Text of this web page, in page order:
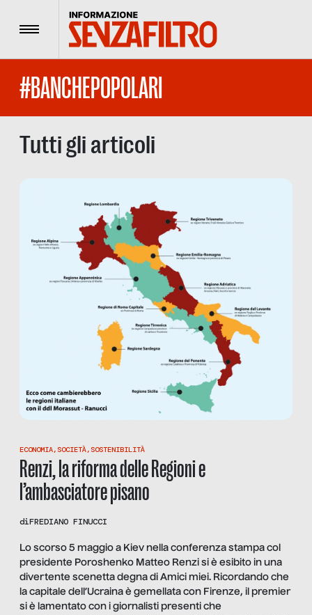
Menu
#BANCHEPOPOLARI
Tutti gli articoli
ECONOMIA, SOCIETÀ, SOSTENIBILITÀ
Renzi, la riforma delle Regioni e
l’ambasciatore pisano
diFREDIANO FINUCCI
Lo scorso 5 maggio a Kiev nella conferenza stampa col
presidente Poroshenko Matteo Renzi si è esibito in una
divertente scenetta degna di Amici miei. Ricordando che
la capitale dell’Ucraina è gemellata con Firenze, il premier
si è lamentato con i giornalisti presenti che